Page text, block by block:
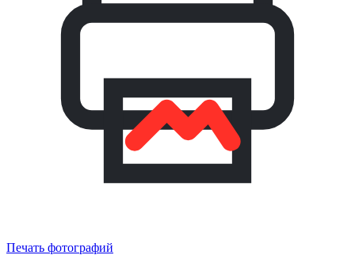
Печать фотографий